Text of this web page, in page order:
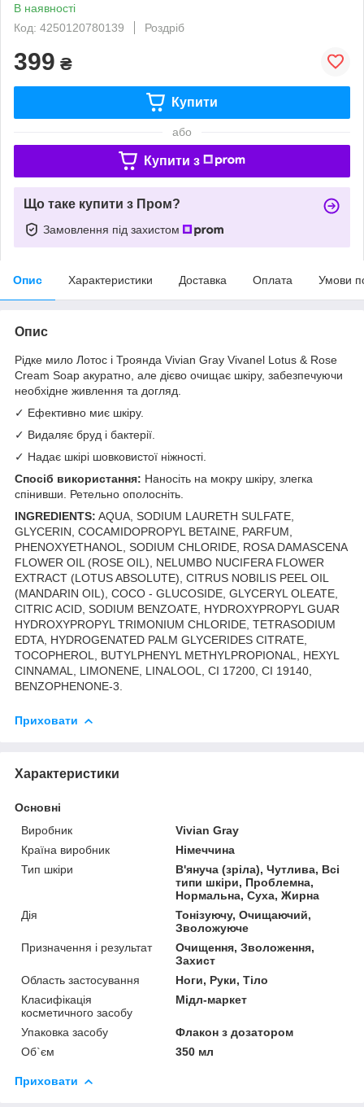
В наявності
Код: 4250120780139
Роздріб
399 ₴
Купити
або
Купити з
Що таке купити з Пром?
Замовлення під захистом
Опис Характеристики Доставка Оплата Умови
Опис
Рідке мило Лотос і Троянда Vivian Gray Vivanel Lotus & Rose
Cream Soap акуратно, але дієво очищає шкіру, забезпечуючи
необхідне живлення та догляд.
✓ Ефективно миє шкіру.
✓ Видаляє бруд і бактерії.
✓ Надає шкірі шовковистої ніжності.
Спосіб використання: Наносіть на мокру шкіру, злегка
спінивши. Ретельно ополосніть.
INGREDIENTS: AQUA, SODIUM LAURETH SULFATE,
GLYCERIN, COCAMIDOPROPYL BETAINE, PARFUM,
PHENOXYETHANOL, SODIUM CHLORIDE, ROSA DAMASCENA
FLOWER OIL (ROSE OIL), NELUMBO NUCIFERA FLOWER
EXTRACT (LOTUS ABSOLUTE), CITRUS NOBILIS PEEL OIL
(MANDARIN OIL), COCO - GLUCOSIDE, GLYCERYL OLEATE,
CITRIC ACID, SODIUM BENZOATE, HYDROXYPROPYL GUAR
HYDROXYPROPYL TRIMONIUM CHLORIDE, TETRASODIUM
EDTA, HYDROGENATED PALM GLYCERIDES CITRATE,
TOCOPHEROL, BUTYLPHENYL METHYLPROPIONAL, HEXYL
CINNAMAL, LIMONENE, LINALOOL, CI 17200, CI 19140,
BENZOPHENONE-3.
Приховати
Характеристики
Основні
Виробник
Vivian Gray
Країна виробник
Німеччина
Тип шкіри
В'януча (зріла), Чутлива, Всі
типи шкіри, Проблемна,
Нормальна, Суха, Жирна
Дія
Тонізуючу, Очищаючий,
Зволожуюче
Призначення і результат
Очищення, Зволоження,
Захист
Область застосування
Ноги, Руки, Тіло
Класифікація
косметичного засобу
Мідл-маркет
Упаковка засобу
Флакон з дозатором
Об`єм
350 мл
Приховати